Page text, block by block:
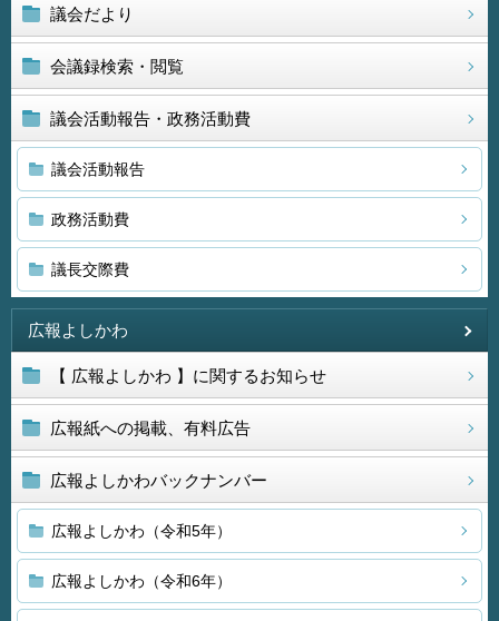
議会だより
会議録検索・閲覧
議会活動報告・政務活動費
議会活動報告
政務活動費
議長交際費
広報よしかわ
【 広報よしかわ 】に関するお知らせ
広報紙への掲載、有料広告
広報よしかわバックナンバー
広報よしかわ（令和5年）
広報よしかわ（令和6年）